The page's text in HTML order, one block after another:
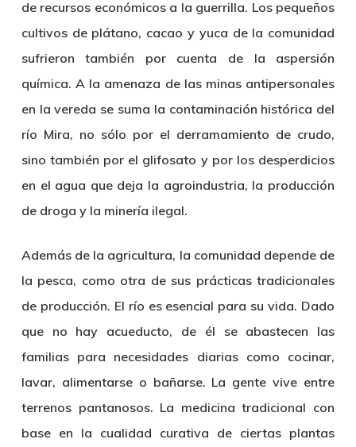
de recursos económicos a la guerrilla. Los pequeños
cultivos de plátano, cacao y yuca de la comunidad
sufrieron también por cuenta de la aspersión
química. A la amenaza de las minas antipersonales
en la vereda se suma la contaminación histórica del
río Mira, no sólo por el derramamiento de crudo,
sino también por el glifosato y por los desperdicios
en el agua que deja la agroindustria, la producción
de droga y la minería ilegal.
Además de la agricultura, la comunidad depende de
la pesca, como otra de sus prácticas tradicionales
de producción. El río es esencial para su vida. Dado
que no hay acueducto, de él se abastecen las
familias para necesidades diarias como cocinar,
lavar, alimentarse o bañarse. La gente vive entre
terrenos pantanosos. La medicina tradicional con
base en la cualidad curativa de ciertas plantas